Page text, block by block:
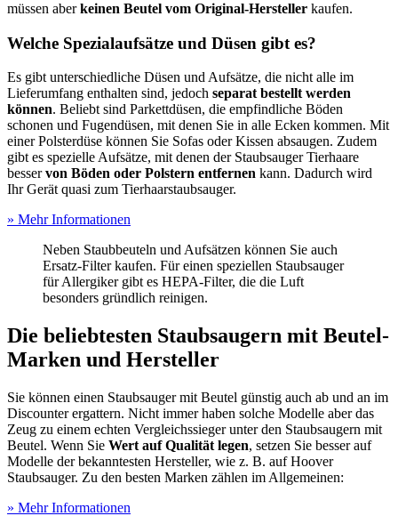
müssen aberkeinen Beutel vom Original-Hersteller kaufen.
Welche Spezialaufsätze und Düsen gibt es?
Es gibt unterschiedliche Düsen und Aufsätze, die nicht alle im
Lieferumfang enthalten sind, jedoch separat bestellt werden
können. Beliebt sind Parkettdüsen, die empfindliche Böden
schonen und Fugendüsen, mit denen Sie in alle Ecken kommen. Mit
einer Polsterdüse können Sie Sofas oder Kissen absaugen. Zudem
gibt es spezielle Aufsätze, mit denen der Staubsauger Tierhaare
besservon Böden oder Polstern entfernen kann. Dadurch wird
Ihr Gerät quasi zum Tierhaarstaubsauger.
» Mehr Informationen
Neben Staubbeuteln und Aufsätzen können Sie auch
Ersatz-Filter kaufen. Für einen speziellen Staubsauger
für Allergiker gibt es HEPA-Filter, die die Luft
besonders gründlich reinigen.
Die beliebtesten Staubsaugern mit Beutel-
Marken und Hersteller
Sie können einen Staubsauger mit Beutel günstig auch ab und an im
Discounter ergattern. Nicht immer haben solche Modelle aber das
Zeug zu einem echten Vergleichssieger unter den Staubsaugern mit
Beutel. Wenn Sie Wert auf Qualität legen, setzen Sie besser auf
Modelle der bekanntesten Hersteller, wie z. B. auf Hoover
Staubsauger. Zu den besten Marken zählen im Allgemeinen:
» Mehr Informationen